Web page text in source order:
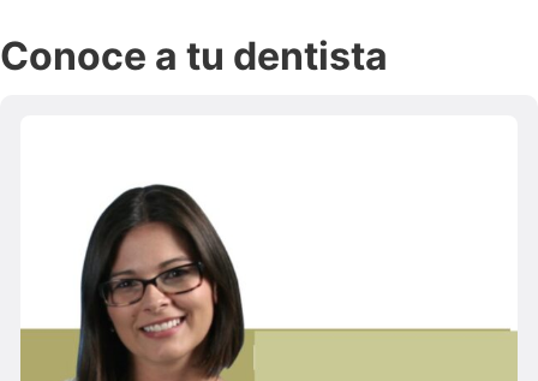
Conoce a tu dentista